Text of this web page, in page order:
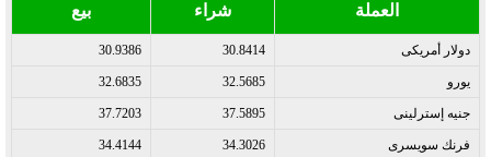
العملة شراء بيع
دولار أمريكى 30.8414
30.9386
يورو 32.5685
32.6835
جنيه إسترلينى 37.5895
37.7203
فرنك سويسرى 34.3026
34.4144